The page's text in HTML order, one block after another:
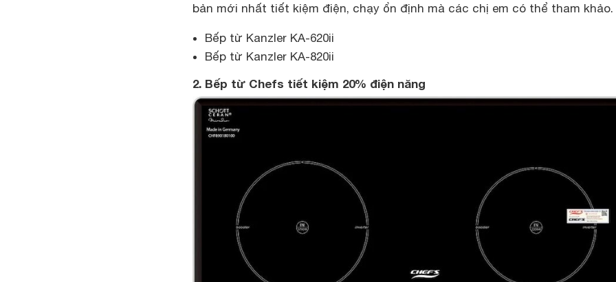
bản mới nhất tiết kiệm điện, chạy ổn định mà các chị em có thể tham khảo.
Bếp từ Kanzler KA-620ii
Bếp từ Kanzler KA-820ii
2. Bếp từ Chefs tiết kiệm 20% điện năng